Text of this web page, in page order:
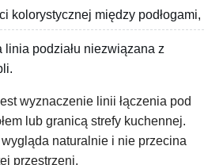
kolorystycznej między podłogami,
linia podziału niezwiązana z
wyznaczenie linii łączenia pod
lub granicą strefy kuchennej.
wygląda naturalnie i nie przecina
przestrzeni.